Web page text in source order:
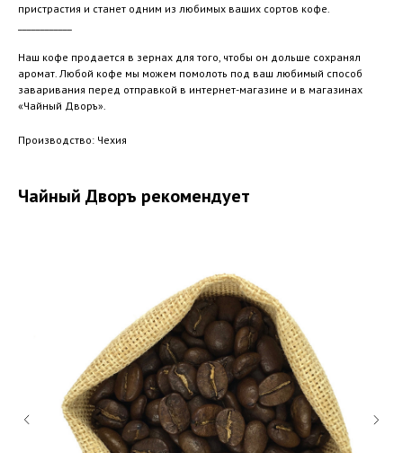
пристрастия и станет одним из любимых ваших сортов кофе.
Наш кофе продается в зернах для того, чтобы он дольше сохранял
аромат. Любой кофе мы можем помолоть под ваш любимый способ
заваривания перед отправкой в интернет-магазине и в магазинах
«Чайный Дворъ».
Производство: Чехия
Чайный Дворъ рекомендует